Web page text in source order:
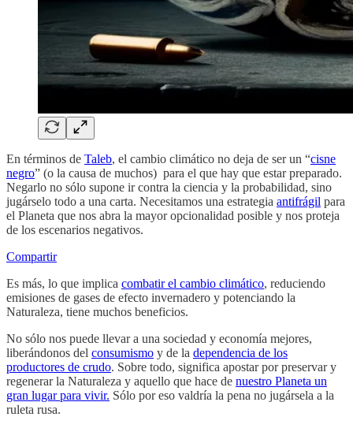
En términos de Taleb, el cambio climático no deja de ser un “cisne
negro” (o la causa de muchos) para el que hay que estar preparado.
Negarlo no sólo supone ir contra la ciencia y la probabilidad, sino
jugárselo todo a una carta. Necesitamos una estrategia antifrágil para
el Planeta que nos abra la mayor opcionalidad posible y nos proteja
de los escenarios negativos.
Compartir
Es más, lo que implica combatir el cambio climático, reduciendo
emisiones de gases de efecto invernadero y potenciando la
Naturaleza, tiene muchos beneficios.
No sólo nos puede llevar a una sociedad y economía mejores,
liberándonos del consumismo y de la dependencia de los
productores de crudo. Sobre todo, significa apostar por preservar y
regenerar la Naturaleza y aquello que hace de nuestro Planeta un
gran lugar para vivir. Sólo por eso valdría la pena no jugársela a la
ruleta rusa.